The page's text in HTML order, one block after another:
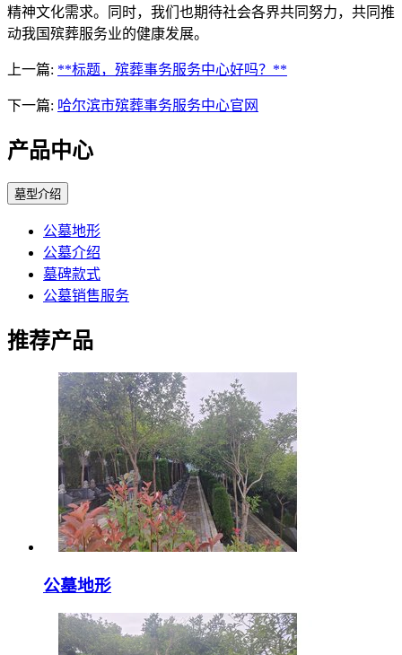
精神文化需求。同时，我们也期待社会各界共同努力，共同推
动我国殡葬服务业的健康发展。
上一篇: **标题，殡葬事务服务中心好吗？**
下一篇: 哈尔滨市殡葬事务服务中心官网
产品中心
墓型介绍
公墓地形
公墓介绍
墓碑款式
公墓销售服务
推荐产品
公墓地形